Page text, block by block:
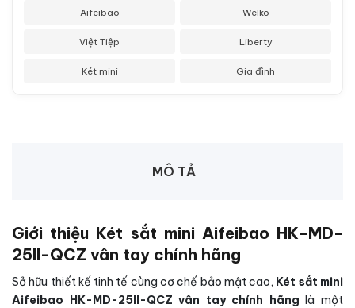
Aifeibao Welko
Việt Tiệp Liberty
Két mini Gia đình
MÔ TẢ
Giới thiệu Két sắt mini Aifeibao HK-MD-
25II-QCZ vân tay chính hãng
Sở hữu thiết kế tinh tế cùng cơ chế bảo mật cao, Két sắt mini
Aifeibao HK-MD-25II-QCZ vân tay chính hãng là một